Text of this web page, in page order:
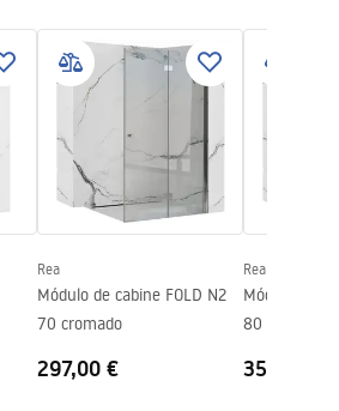
Rea
Módulo de cabine FOLD N2
70 cromado
297,00 €
Rea
Módulo de
80 cromado
352,00 €